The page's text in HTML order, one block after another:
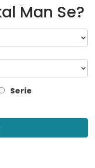
Man Se?
Serie